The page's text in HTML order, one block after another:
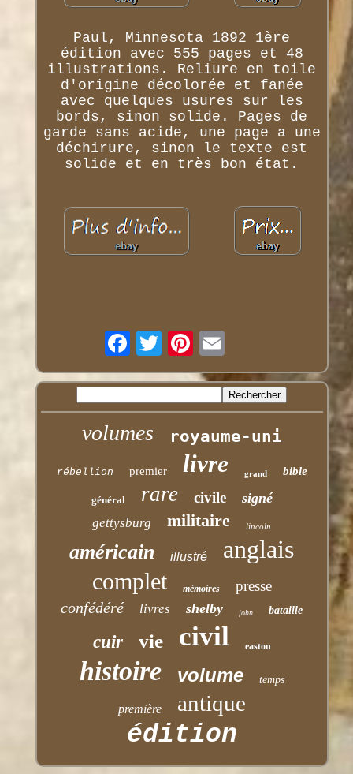
Paul, Minnesota 1892 1ère
édition avec 555 pages et 48
illustrations. Reliure en toile
d'origine décolorée et fanée
avec quelques usures sur les
bords, sinon solide. Pages de
garde sans acide, une page a une
déchirure, sinon le texte est
solide et en très bon état.
volumes royaume-uni
rébellion premier livre grand bible
général rare civile signé
gettysburg militaire lincoln
américain illustré anglais
complet mémoires presse
confédéré livres shelby john bataille
cuir vie civil easton
histoire volume temps
première antique
édition